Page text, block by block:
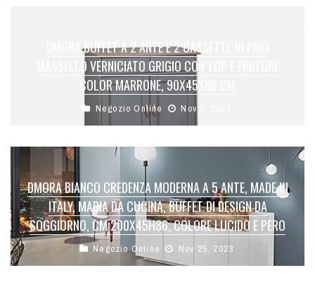
DMORA BUFFET A 2 ANTE E 2 CASSETTI, IN PINO
MASSELLO VERNICIATO GRIGIO CON TOP E FINITURE
COLOR MARRONE, 90X45X86 CM
Negozio Online Nov 3, 2023
DMORA BIANCO CREDENZA MODERNA A 5 ANTE, MADE IN
ITALY, MADIA DA CUCINA, BUFFET DI DESIGN DA
SOGGIORNO, CM 200X45H86, COLORE LUCIDO E PERO
Negozio Online Nov 25, 2023